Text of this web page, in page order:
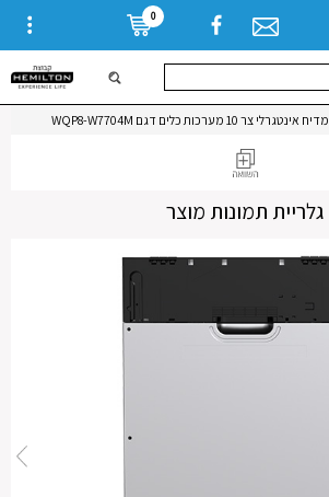
0
מדיח אינטגרלי צר 10 מערכות כלים דגם WQP8-W7704M
גלריית תמונות מוצר